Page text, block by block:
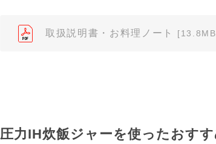
されている取扱説明書の内容と異なる場合があ
みまもりほっとライン相談窓口
」に直接お問い
取扱説明書・お料理ノート
圧力IH炊飯ジャーを使ったおす